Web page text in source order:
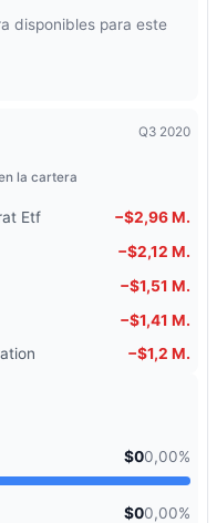
disponibles para este
Q3 2020
la cartera
Etf
−$2,96 M.
−$2,12 M.
−$1,51 M.
−$1,41 M.
−$1,2 M.
$00,00%
$00,00%